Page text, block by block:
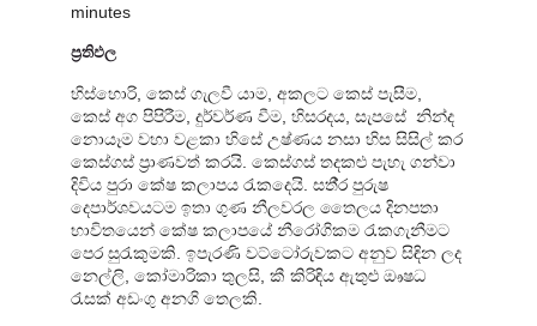
minutes
ප්‍රතිඵල
හිස්හොරි, කෙස් ගැලවී යාම, අකලට කෙස් පැසීම,
කෙස් අග පිපිරීම, දුර්වර්ණ වීම, හිසරදය, සැපසේ නින්ද
නොයෑම වහා වළකා හිසේ උෂ්ණය නසා හිස සිසිල් කර
කෙස්ගස් ප්‍රාණවත් කරයි. කෙස්ගස් තදකළු පැහැ ගන්වා
දිවිය පුරා කේෂ කලාපය රැකදෙයි. සතී්‍ර පුරුෂ
දෙපාර්ශවයටම ඉතා ගුණ නීලවරල තෛලය දිනපතා
භාවිතයෙන් කේෂ කලාපයේ නීරෝගිකම රැකගැනීමට
පෙර සුරැකුමකි. ඉපැරණි වට්ටෝරුවකට අනුව සිඳින ලද
නෙල්ලි, කෝමාරිකා තුලසි, කී කිරිඳිය ඇතුළු ඖෂධ
රැසක් අඩංගු අනගි තෙලකි.